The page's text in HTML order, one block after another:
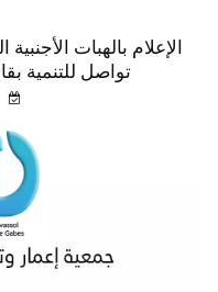
الإعلام بالهبات
تواصل للتنمية بقابس